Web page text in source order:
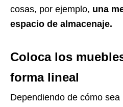
cosas, por ejemplo, una
espacio de almacenaje.
Coloca los
forma lineal
Dependiendo de cómo